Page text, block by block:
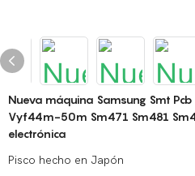
Nueva máquina Samsung Smt
Vyf44m-50m Sm471 Sm481
electrónica
Pisco hecho en Japón